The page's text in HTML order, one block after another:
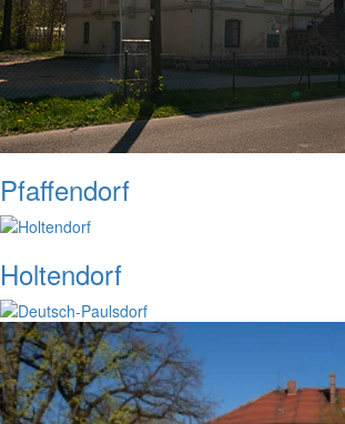
Pfaffendorf
Holtendorf